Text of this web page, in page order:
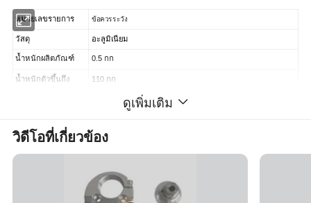
หมายเลขรายการ ข้อควรระวัง
วัสดุ อะลูมิเนียม
น้ำหนักผลิตภัณฑ์ 0.5 กก
น้ำหนักตัวขึ้นถึง 110 กก
รายละเอียดผลิตภัณฑ์ :
ตามความต้องการของผู้ใช้
2 การควบคุมมือจะควบคุมได้อย่างไร้รอยต่อด้วยการ
ดูเพิ่มเติม
วิดีโอที่เกี่ยวข้อง